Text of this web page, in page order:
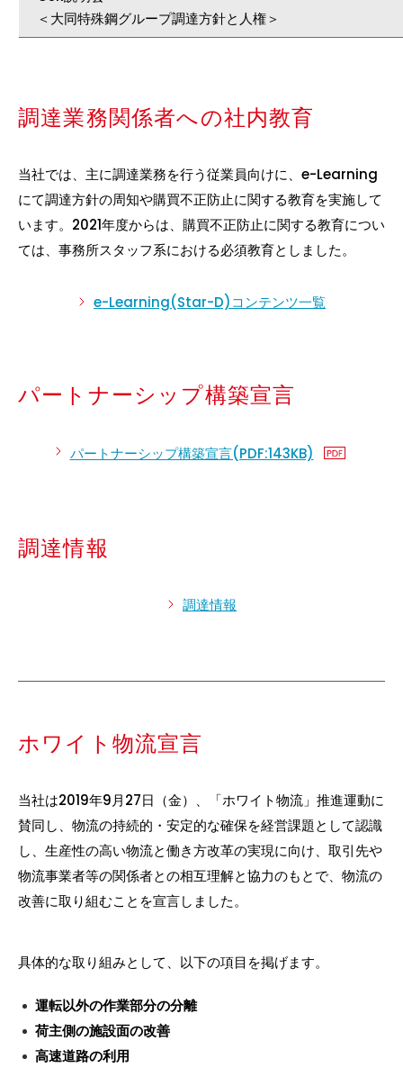
＜大同特殊鋼グループ調達方針と人権＞
調達業務関係者への社内教育
当社では、主に調達業務を行う従業員向けに、e-Learning
にて調達方針の周知や購買不正防止に関する教育を実施して
います。2021年度からは、購買不正防止に関する教育につい
ては、事務所スタッフ系における必須教育としました。
e-Learning(Star-D)コンテンツ一覧
パートナーシップ構築宣言
パートナーシップ構築宣言(PDF:143KB)
調達情報
調達情報
ホワイト物流宣言
当社は2019年9月27日（金）、「ホワイト物流」推進運動に
賛同し、物流の持続的・安定的な確保を経営課題として認識
し、生産性の高い物流と働き方改革の実現に向け、取引先や
物流事業者等の関係者との相互理解と協力のもとで、物流の
改善に取り組むことを宣言しました。
具体的な取り組みとして、以下の項目を掲げます。
運転以外の作業部分の分離
荷主側の施設面の改善
高速道路の利用